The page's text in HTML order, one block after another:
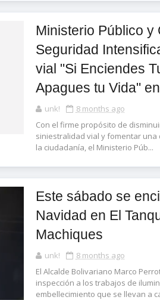
Ministerio Público y
Seguridad
vial "Si Enciendes
Apagues tu Vida"
unk!
8 months ago
Con el firme propósito de
siniestralidad vial y fomentar
la ciudadanía, el Ministerio Púb...
Este sábado se
Navidad en El
Machiques
unk!
8 months ago
El Alcalde Bolivariano Marco
inspección a los trabajos de
embellecimiento que se llevan a